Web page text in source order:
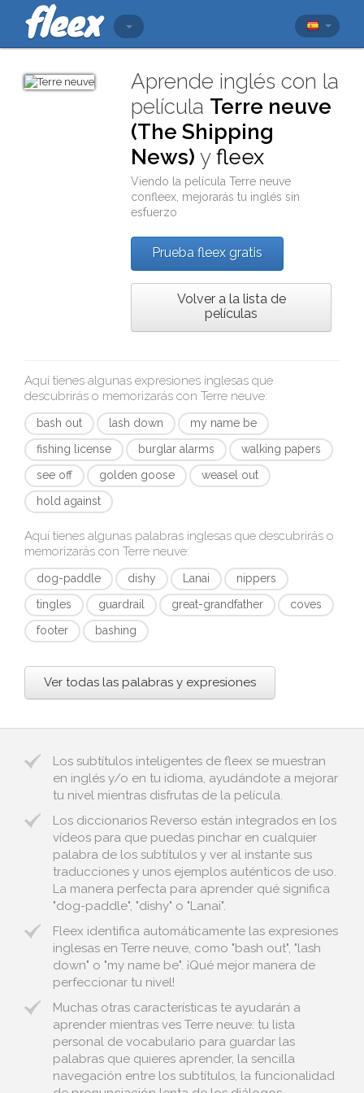
Aprende inglés con la
película Terre neuve
(The Shipping
News) yfleex
Viendo la películaTerre neuve
confleex , mejorarás tu inglés sin
esfuerzo
Prueba fleex gratis
Volver a la lista de
películas
Aquí tienes algunas expresiones inglesas que
descubrirás o memorizarás con Terre neuve:
bash out lash down
my name be
fishing license
burglar alarms
walking papers
see off
golden goose
weasel out
hold against
Aquí tienes algunas palabras inglesas que descubrirás o
memorizarás con Terre neuve:
dog-paddle dishy Lanai
nippers
tingles
guardrail great-grandfather
coves
footer
bashing
Ver todas las palabras y expresiones
Los subtítulos inteligentes de fleex se muestran
en inglés y/o en tu idioma, ayudándote a mejorar
tu nivel mientras disfrutas de la película.
Los diccionarios Reverso están integrados en los
vídeos para que puedas pinchar en cualquier
palabra de los subtítulos y ver al instante sus
traducciones y unos ejemplos auténticos de uso.
La manera perfecta para aprender qué significa
"dog-paddle", "dishy" o "Lanai".
Fleex identifica automáticamente las expresiones
inglesas en Terre neuve, como "bash out", "lash
down" o "my name be". ¡Qué mejor manera de
perfeccionar tu nivel!
Muchas otras características te ayudarán a
aprender mientras ves Terre neuve: tu lista
personal de vocabulario para guardar las
palabras que quieres aprender, la sencilla
navegación entre los subtítulos, la funcionalidad